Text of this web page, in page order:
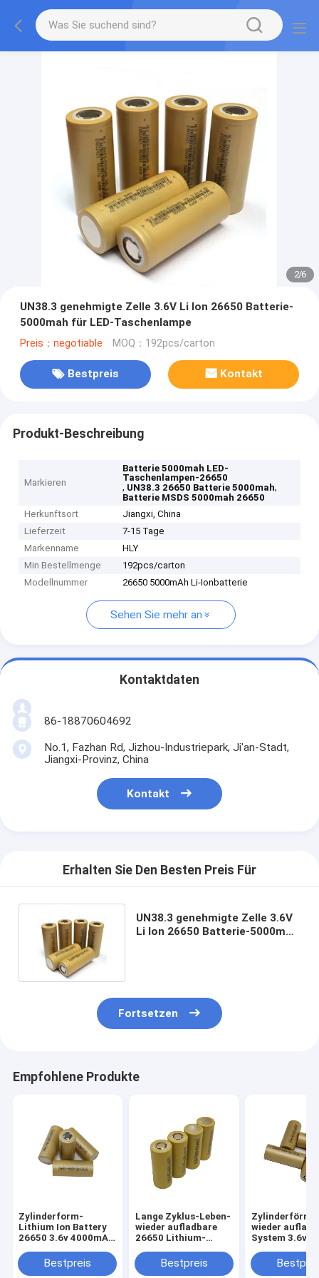
2/6
UN38.3 genehmigte Zelle 3.6V Li Ion 26650 Batterie-
5000mah für LED-Taschenlampe
Preis：negotiable MOQ：192pcs/carton
Bestpreis Kontakt
Produkt-Beschreibung
Markieren
Batterie 5000mah LED-
Taschenlampen-26650
, UN38.3 26650 Batterie 5000mah,
Batterie MSDS 5000mah 26650
Herkunftsort
Jiangxi, China
Lieferzeit
7-15 Tage
Markenname
HLY
Min Bestellmenge
192pcs/carton
Modellnummer
26650 5000mAh Li-Ionbatterie
Sehen Sie mehr an
Kontaktdaten
86-18870604692
No.1, Fazhan Rd, Jizhou-Industriepark, Ji'an-Stadt,
Jiangxi-Provinz, China
Kontakt
Erhalten Sie Den Besten Preis Für
UN38.3 genehmigte Zelle 3.6V
Li Ion 26650 Batterie-5000mah
Fortsetzen
Empfohlene Produkte
Zylinderform-
Lithium Ion Battery
26650 3.6v 4000mAh
Bestpreis
Lange Zyklus-Leben-
wieder aufladbare
26650 Lithium-
5000mAhBestpreis
wieder
System 3.6v
Battery For
Energy